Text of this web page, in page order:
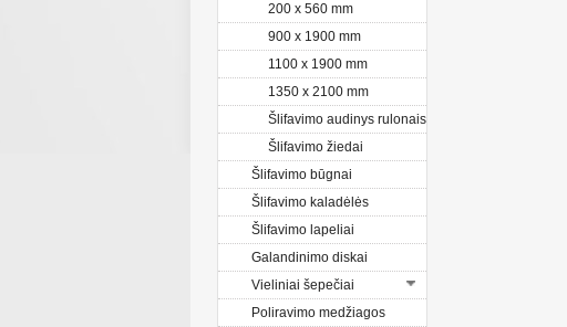
200 x 560 mm
900 x 1900 mm
1100 x 1900 mm
1350 x 2100 mm
Šlifavimo audinys rulonais
Šlifavimo žiedai
Šlifavimo būgnai
Šlifavimo kaladėlės
Šlifavimo lapeliai
Galandinimo diskai
Vieliniai šepečiai
Poliravimo medžiagos